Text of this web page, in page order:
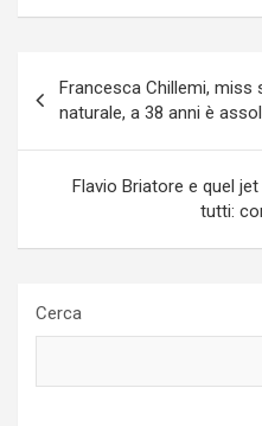
articoli
Francesca Chillemi,
naturale, a 38 anni è
Flavio Briatore e quel
tutti:
Cerca